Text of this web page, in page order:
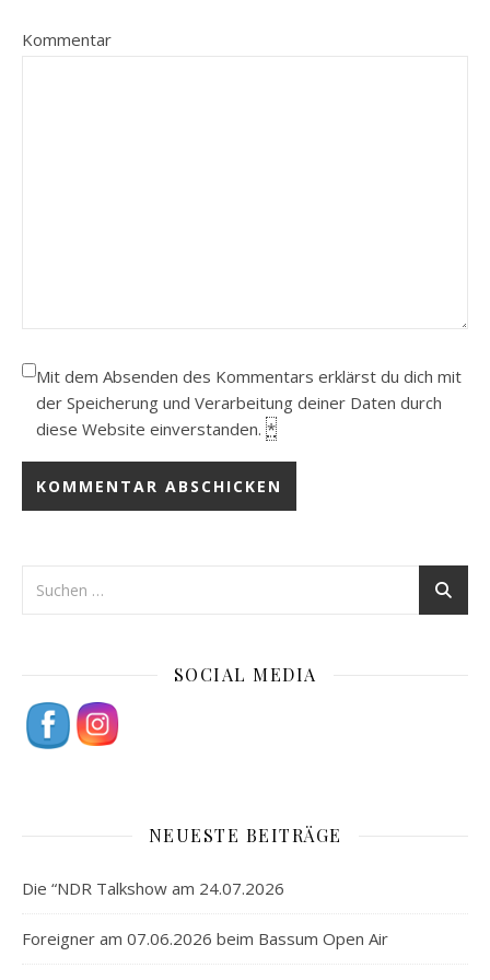
Kommentar
Mit dem Absenden des Kommentars erklärst du dich mit
der Speicherung und Verarbeitung deiner Daten durch
diese Website einverstanden. *
SOCIAL MEDIA
NEUESTE BEITRÄGE
Die “NDR Talkshow am 24.07.2026
Foreigner am 07.06.2026 beim Bassum Open Air